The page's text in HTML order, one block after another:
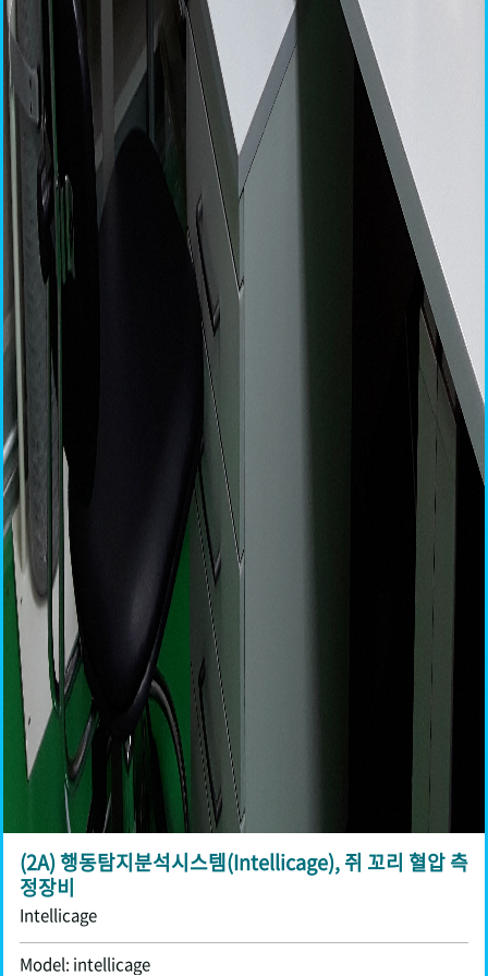
(2A) 행동탐지분석시스템(Intellicage), 쥐 꼬리 혈압 측
정장비
Intellicage
Model: intellicage